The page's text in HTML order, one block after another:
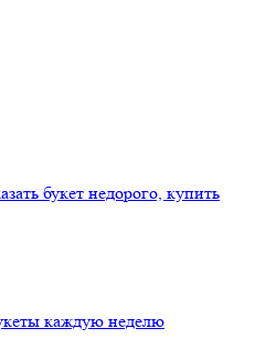
каждую неделю